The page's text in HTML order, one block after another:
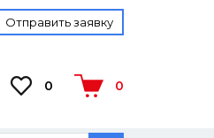
Отправить заявку
0 0